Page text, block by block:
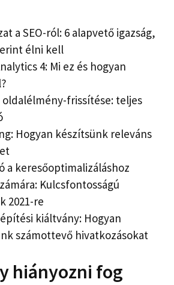
a SEO-ról: 6 alapvető igazság,
élni kell
4: Mi ez és hogyan
oldalélmény-frissítése: teljes
Hogyan készítsünk releváns
a keresőoptimalizáláshoz
Kulcsfontosságú
2021-re
kiáltvány: Hogyan
számottevő hivatkozásokat
hiányozni fog